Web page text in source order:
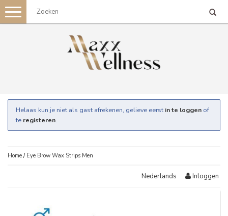
Toggle
navigation
Helaas kun je niet als gast afrekenen, gelieve eerst in te loggen of
te registeren.
Home / Eye Brow Wax Strips Men
Nederlands Inloggen